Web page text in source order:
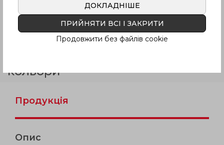
PMT.101-AСталевий плунжер із
чорною оксидною плівкою, без
стопорної гайки, корпус
супертехнополімер, ручка
кольори
Продукція
Опис
ДОКЛАДНІШЕ
ПРИЙНЯТИ ВСІ І ЗАКРИТИ
Продовжити без файлів cookie